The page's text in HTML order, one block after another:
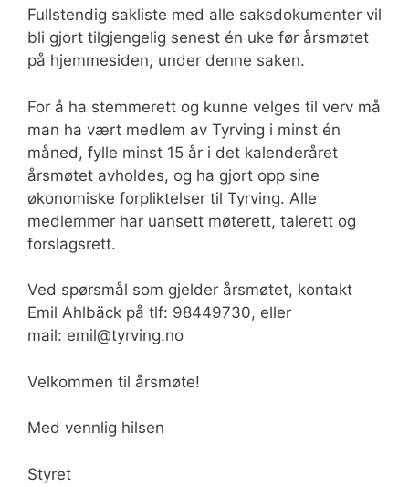
Fullstendig sakliste med alle saksdokumenter vil
bli gjort tilgjengelig senest én uke før årsmøtet
på hjemmesiden, under denne saken.
For å ha stemmerett og kunne velges til verv må
man ha vært medlem av Tyrving i minst én
måned, fylle minst 15 år i det kalenderåret
årsmøtet avholdes, og ha gjort opp sine
økonomiske forpliktelser til Tyrving. Alle
medlemmer har uansett møterett, talerett og
forslagsrett.
Ved spørsmål som gjelder årsmøtet, kontakt
Emil Ahlbäck på tlf: 98449730, eller
mail: emil@tyrving.no
Velkommen til årsmøte!
Med vennlig hilsen
Styret